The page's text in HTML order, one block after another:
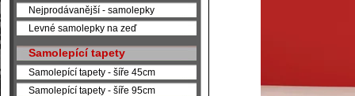
Nejprodávanější - samolepky
Levné samolepky na zeď
Samolepící tapety
Samolepící tapety - šíře 45cm
Samolepící tapety - šíře 95cm